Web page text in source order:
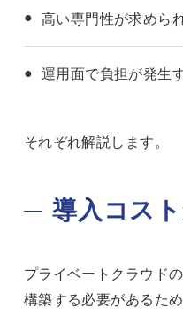
高い専門性が求めら
運用面で負担が発生
それぞれ解説します。
導入コス
プライベートクラウド
構築する必要があるた